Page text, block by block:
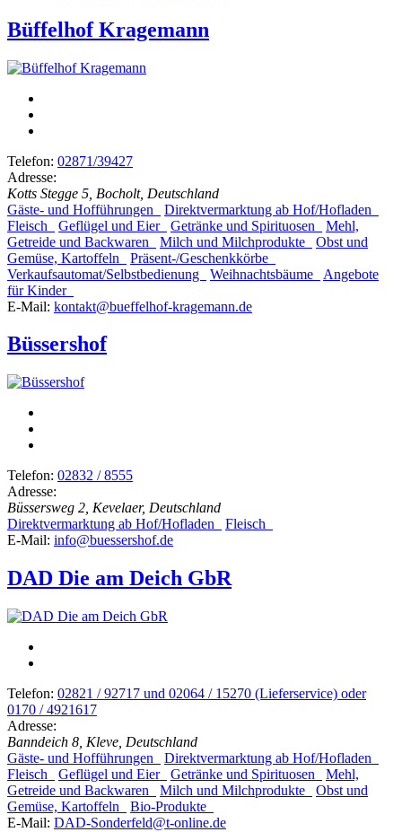
Büffelhof Kragemann
Telefon: 02871/39427
Adresse:
Kotts Stegge 5, Bocholt, Deutschland
Gäste- und Hofführungen
Direktvermarktung ab Hof/Hofladen
Fleisch
Geflügel und Eier Getränke und Spirituosen
Mehl,
Getreide und Backwaren
Milch und Milchprodukte
Obst und
Gemüse, Kartoffeln
Präsent-/Geschenkkörbe
Verkaufsautomat/Selbstbedienung
Weihnachtsbäume
Angebote
für Kinder
E-Mail: kontakt@bueffelhof-kragemann.de
Büssershof
Telefon: 02832 / 8555
Adresse:
Büssersweg 2, Kevelaer, Deutschland
Direktvermarktung ab Hof/Hofladen
Fleisch
E-Mail: info@buessershof.de
DAD Die am Deich GbR
Telefon: 02821 / 92717 und 02064 / 15270 (Lieferservice) oder
0170 / 4921617
Adresse:
Banndeich 8, Kleve, Deutschland
Gäste- und Hofführungen
Direktvermarktung ab Hof/Hofladen
Fleisch
Geflügel und Eier Getränke und Spirituosen
Mehl,
Getreide und Backwaren
Milch und Milchprodukte
Obst und
Gemüse, Kartoffeln
Bio-Produkte
E-Mail: DAD-Sonderfeld@t-online.de